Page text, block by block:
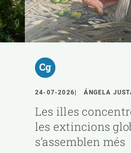
24-07-2026 ÁNGELA
Les illes
les extincions
s’assemblen més